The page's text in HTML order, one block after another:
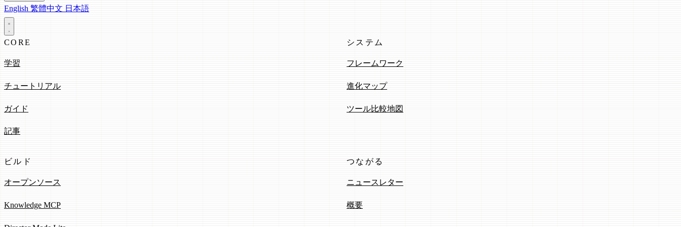
English 繁體中文 日本語
CORE
学習
チュートリアル
ガイド
記事
システム
フレームワーク
進化マップ
ツール比較地図
ビルド
オープンソース
Knowledge MCP
つながる
ニュースレター
概要